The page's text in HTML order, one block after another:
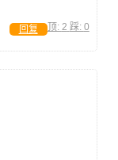
顶: 2 踩: 0
回复